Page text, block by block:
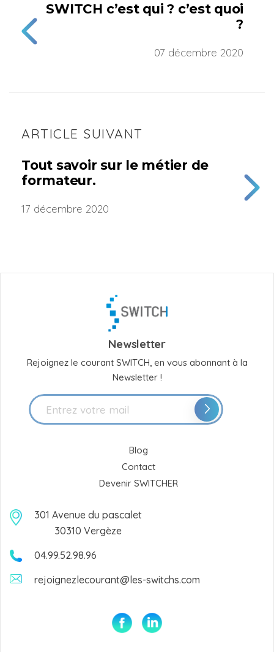
SWITCH c’est qui ? c’est quoi
?
07 décembre 2020
ARTICLE SUIVANT
Tout savoir sur le métier de
formateur.
17 décembre 2020
Newsletter
Rejoignez le courant SWITCH, en vous abonnant à la
Newsletter !
Blog
Contact
Devenir SWITCHER
301 Avenue du pascalet
30310 Vergèze
04.99.52.98.96
rejoignezlecourant@les-switchs.com